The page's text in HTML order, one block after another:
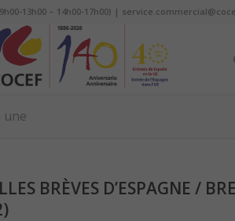
13h00 – 14h00-17h00) |
une
BRÈVES D’ESPAGNE /